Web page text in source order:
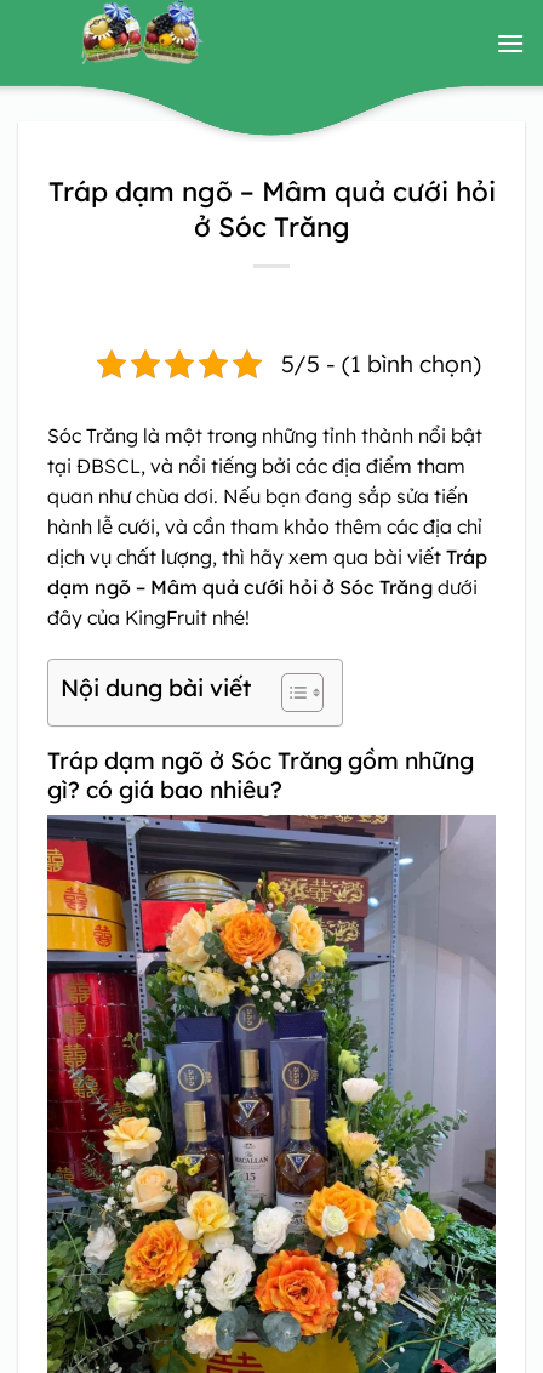
Tráp dạm ngõ – Mâm quả cưới hỏi
ở Sóc Trăng
5/5 - (1 bình chọn)
Sóc Trăng là một trong những tỉnh thành nổi bật
tại ĐBSCL, và nổi tiếng bởi các địa điểm tham
quan như chùa dơi. Nếu bạn đang sắp sửa tiến
hành lễ cưới, và cần tham khảo thêm các địa chỉ
dịch vụ chất lượng, thì hãy xem qua bài viết Tráp
dạm ngõ – Mâm quả cưới hỏi ở Sóc Trăng dưới
đây của KingFruit nhé!
Nội dung bài viết
Tráp dạm ngõ ở Sóc Trăng gồm những
gì? có giá bao nhiêu?